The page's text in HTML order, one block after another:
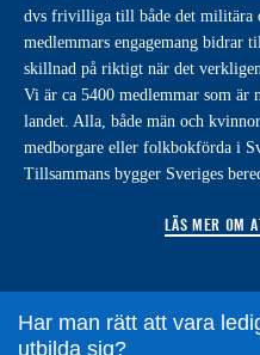
dvs frivilliga till både det militära
medlemmars engagemang
skillnad på riktigt när det verkligen
Vi är ca 5400 medlemmar som är
landet. Alla, både män och
medborgare eller folkbokförda i
Tillsammans bygger Sveriges
LÄS MER OM
Har man rätt att vara
utbilda sig?